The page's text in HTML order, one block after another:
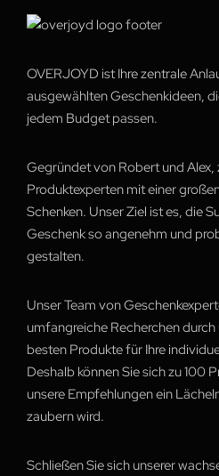
OVERJOYD ist Ihre zentrale
ausgewählten Geschenkideen,
jedem Budget passen.
Gegründet von Robert und Alex,
Produktexperten mit einer
Schenken. Unser Ziel ist es, die
Geschenk so angenehm und
gestalten.
Unser Team von
umfangreiche Recherchen
besten Produkte für Ihre
Deshalb können Sie sich zu 100
unsere Empfehlungen ein
zaubern wird.
Schließen Sie sich unserer